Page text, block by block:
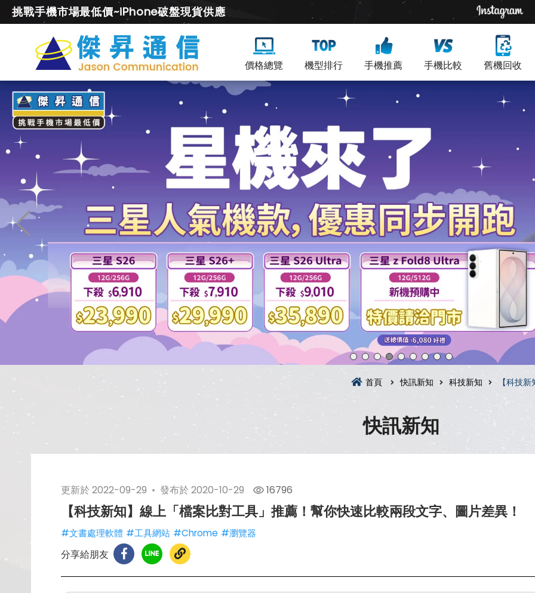
挑戰手機市場最低價~iPhone破盤現貨供應
價格總覽 機型排行 手機推薦 手機比較 舊機回收
首頁 快訊新知 科技新知 【科技
快訊新知
更新於 2022-09-29 發布於 2020-10-29 16796
【科技新知】線上「檔案比對工具」推薦！幫你快速比較兩段文字、圖片差異！
#文書處理軟體 #工具網站 #Chrome #瀏覽器
分享給朋友